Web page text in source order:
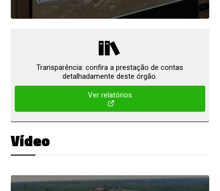
Transparência: confira a prestação de contas
detalhadamente deste órgão.
Ver relatórios
Vídeo